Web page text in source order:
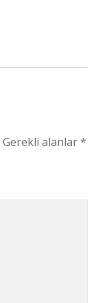
Gerekli alanlar*